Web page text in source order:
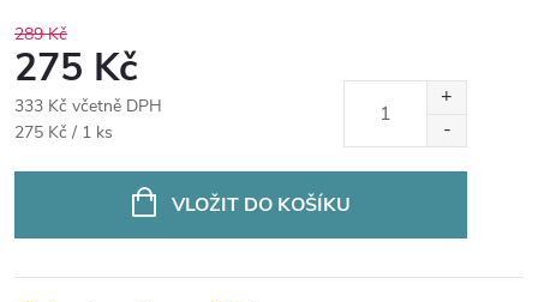
289 Kč
275 Kč
333 Kč včetně DPH
Měrná
275 Kč / 1 ks
VLOŽIT DO KOŠÍKU